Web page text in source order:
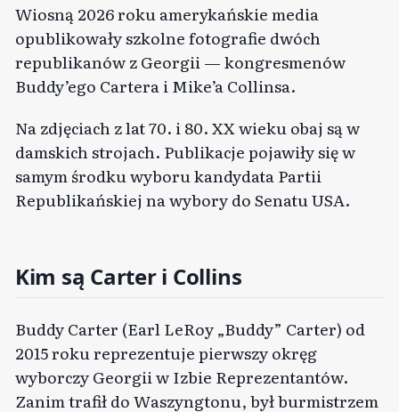
Wiosną 2026 roku amerykańskie media
opublikowały szkolne fotografie dwóch
republikanów z Georgii — kongresmenów
Buddy’ego Cartera i Mike’a Collinsa.
Na zdjęciach z lat 70. i 80. XX wieku obaj są w
damskich strojach. Publikacje pojawiły się w
samym środku wyboru kandydata Partii
Republikańskiej na wybory do Senatu USA.
Kim są Carter i Collins
Buddy Carter (Earl LeRoy „Buddy” Carter) od
2015 roku reprezentuje pierwszy okręg
wyborczy Georgii w Izbie Reprezentantów.
Zanim trafił do Waszyngtonu, był burmistrzem